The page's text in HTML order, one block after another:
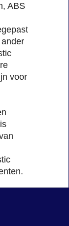
ABS
voor